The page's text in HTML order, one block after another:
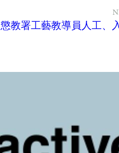
懲教署工藝教導員人工、